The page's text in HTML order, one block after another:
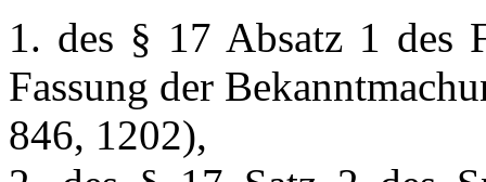
1. des § 17 Absatz 1 des
Fassung der
846, 1202),